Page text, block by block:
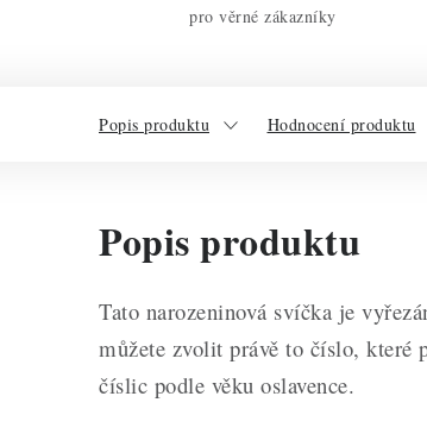
pro věrné zákazníky
Popis produktu Hodnocení produktu
Popis produktu
Tato narozeninová svíčka je
můžete zvolit právě to číslo, které
číslic podle věku oslavence.